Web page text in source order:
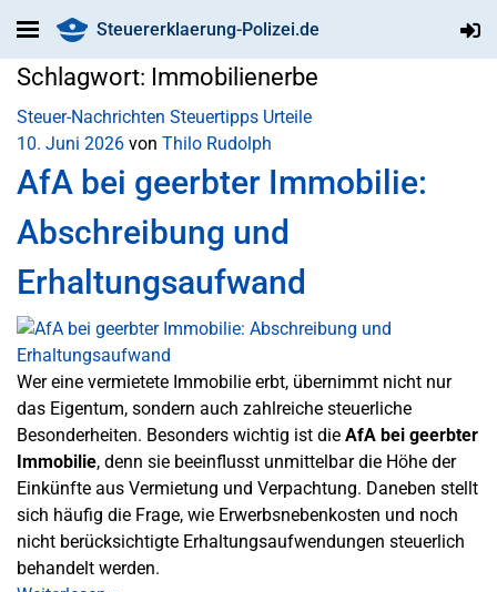
Steuererklaerung-Polizei.de
Schlagwort: Immobilienerbe
Steuer-Nachrichten Steuertipps Urteile
10. Juni 2026 von Thilo Rudolph
AfA bei geerbter Immobilie:
Abschreibung und
Erhaltungsaufwand
Wer eine vermietete Immobilie erbt, übernimmt nicht nur
das Eigentum, sondern auch zahlreiche steuerliche
Besonderheiten. Besonders wichtig ist die AfA bei geerbter
Immobilie, denn sie beeinflusst unmittelbar die Höhe der
Einkünfte aus Vermietung und Verpachtung. Daneben stellt
sich häufig die Frage, wie Erwerbsnebenkosten und noch
nicht berücksichtigte Erhaltungsaufwendungen steuerlich
behandelt werden.